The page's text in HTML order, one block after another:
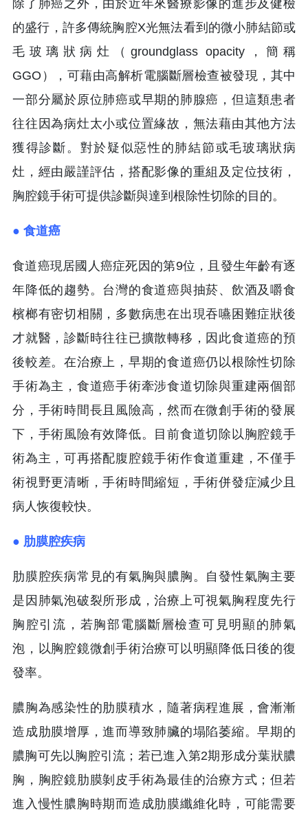
除了肺癌之外，由於近年來醫療影像的進步及健檢
的盛行，許多傳統胸腔X光無法看到的微小肺結節或
毛玻璃狀病灶（groundglass opacity，簡稱
GGO），可藉由高解析電腦斷層檢查被發現，其中
一部分屬於原位肺癌或早期的肺腺癌，但這類患者
往往因為病灶太小或位置緣故，無法藉由其他方法
獲得診斷。對於疑似惡性的肺結節或毛玻璃狀病
灶，經由嚴謹評估，搭配影像的重組及定位技術，
胸腔鏡手術可提供診斷與達到根除性切除的目的。
● 食道癌
食道癌現居國人癌症死因的第9位，且發生年齡有逐
年降低的趨勢。台灣的食道癌與抽菸、飲酒及嚼食
檳榔有密切相關，多數病患在出現吞嚥困難症狀後
才就醫，診斷時往往已擴散轉移，因此食道癌的預
後較差。在治療上，早期的食道癌仍以根除性切除
手術為主，食道癌手術牽涉食道切除與重建兩個部
分，手術時間長且風險高，然而在微創手術的發展
下，手術風險有效降低。目前食道切除以胸腔鏡手
術為主，可再搭配腹腔鏡手術作食道重建，不僅手
術視野更清晰，手術時間縮短，手術併發症減少且
病人恢復較快。
● 肋膜腔疾病
肋膜腔疾病常見的有氣胸與膿胸。自發性氣胸主要
是因肺氣泡破裂所形成，治療上可視氣胸程度先行
胸腔引流，若胸部電腦斷層檢查可見明顯的肺氣
泡，以胸腔鏡微創手術治療可以明顯降低日後的復
發率。
膿胸為感染性的肋膜積水，隨著病程進展，會漸漸
造成肋膜增厚，進而導致肺臟的塌陷萎縮。早期的
膿胸可先以胸腔引流；若已進入第2期形成分葉狀膿
胸，胸腔鏡肋膜剝皮手術為最佳的治療方式；但若
進入慢性膿胸時期而造成肋膜纖維化時，可能需要